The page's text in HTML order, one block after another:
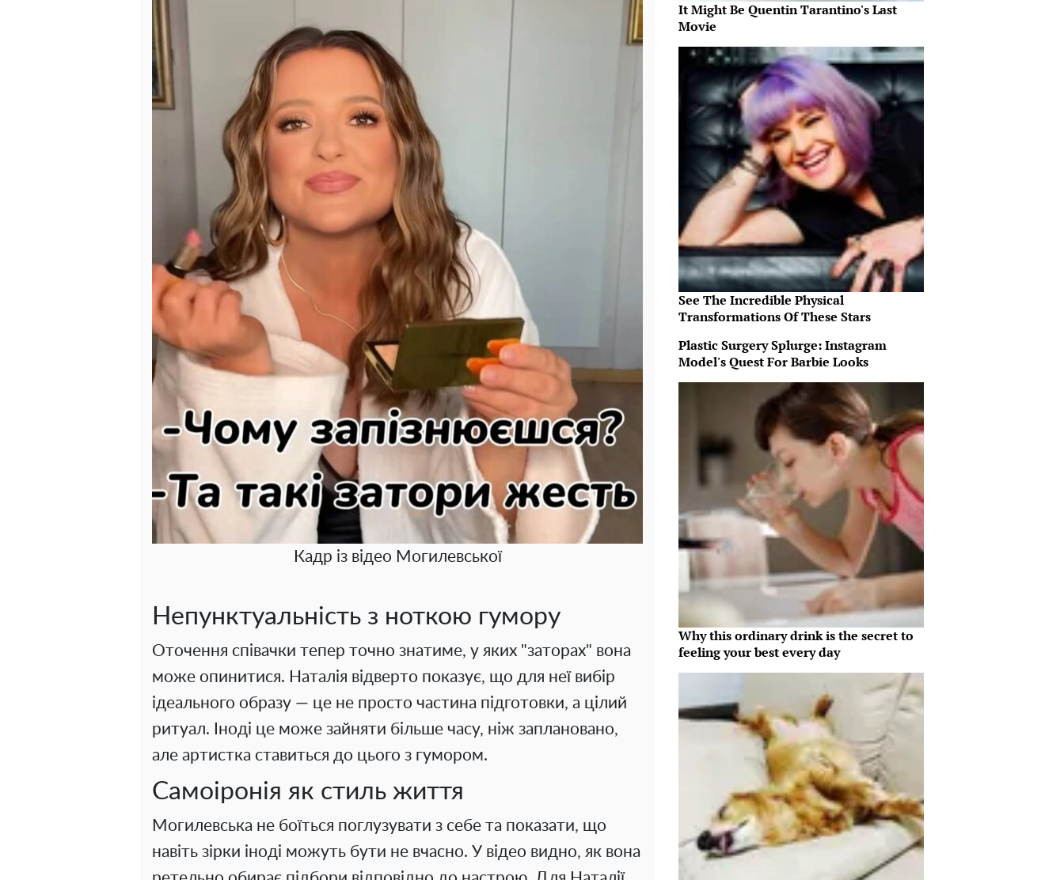
Кадр із відео Могилевської
Непунктуальність з ноткою гумору
Оточення співачки тепер точно знатиме, у яких "заторах" вона
може опинитися. Наталія відверто показує, що для неї вибір
ідеального образу — це не просто частина підготовки, а цілий
ритуал. Іноді це може зайняти більше часу, ніж заплановано,
але артистка ставиться до цього з гумором.
Самоіронія як стиль життя
Могилевська не боїться поглузувати з себе та показати, що
навіть зірки іноді можуть бути не вчасно. У відео видно, як вона
It Might Be Quentin Tarantino's Last
Movie
See The Incredible Physical
Transformations Of These Stars
Plastic Surgery Splurge: Instagram
Model's Quest For Barbie Looks
Why this ordinary drink is the secret to
feeling your best every day